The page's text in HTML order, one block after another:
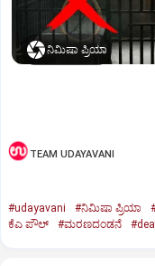
ನಿಮಿಷಾ ಪ್ರಿಯಾ
TEAM UDAYAVANI
#udayavani #ನಿಮಿಷಾ ಪ್ರಿಯಾ
ಕೆಎ ಪೌಲ್
#ಮರಣದಂಡನೆ